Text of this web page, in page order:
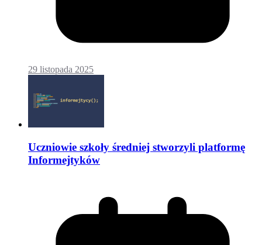
29 listopada 2025
Uczniowie szkoły średniej stworzyli platformę
Informejtyków